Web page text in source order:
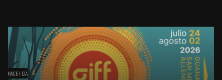
HACE 1 DÍA